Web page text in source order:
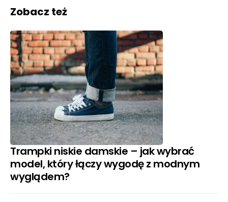
Zobacz też
Trampki niskie damskie – jak wybrać
model, który łączy wygodę z modnym
wyglądem?